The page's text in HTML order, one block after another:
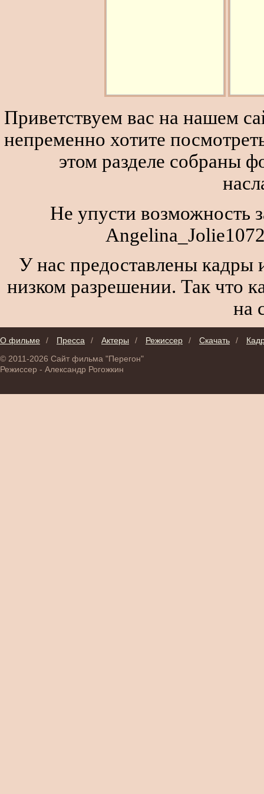
Приветствуем вас на нашем
непременно хотите
этом разделе собраны
Не упусти возможность
У нас предоставлены кадры
низком разрешении. Так что
на
О фильме / Пресса / Актеры / Режиссер / Скачать /
© 2011-2026 Сайт фильма "Перегон"
Режиссер - Александр Рогожкин